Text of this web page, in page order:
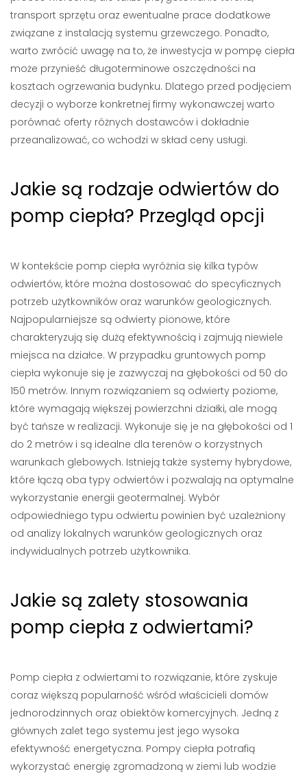
transport sprzętu oraz ewentualne prace dodatkowe
związane z instalacją systemu grzewczego. Ponadto,
warto zwrócić uwagę na to, że inwestycja w pompę ciepła
może przynieść długoterminowe oszczędności na
kosztach ogrzewania budynku. Dlatego przed podjęciem
decyzji o wyborze konkretnej firmy wykonawczej warto
porównać oferty różnych dostawców i dokładnie
przeanalizować, co wchodzi w skład ceny usługi.
Jakie są rodzaje odwiertów do
pomp ciepła? Przegląd opcji
W kontekście pomp ciepła wyróżnia się kilka typów
odwiertów, które można dostosować do specyficznych
potrzeb użytkowników oraz warunków geologicznych.
Najpopularniejsze są odwierty pionowe, które
charakteryzują się dużą efektywnością i zajmują niewiele
miejsca na działce. W przypadku gruntowych pomp
ciepła wykonuje się je zazwyczaj na głębokości od 50 do
150 metrów. Innym rozwiązaniem są odwierty poziome,
które wymagają większej powierzchni działki, ale mogą
być tańsze w realizacji. Wykonuje się je na głębokości od 1
do 2 metrów i są idealne dla terenów o korzystnych
warunkach glebowych. Istnieją także systemy hybrydowe,
które łączą oba typy odwiertów i pozwalają na optymalne
wykorzystanie energii geotermalnej. Wybór
odpowiedniego typu odwiertu powinien być uzależniony
od analizy lokalnych warunków geologicznych oraz
indywidualnych potrzeb użytkownika.
Jakie są zalety stosowania
pomp ciepła z odwiertami?
Pomp ciepła z odwiertami to rozwiązanie, które zyskuje
coraz większą popularność wśród właścicieli domów
jednorodzinnych oraz obiektów komercyjnych. Jedną z
głównych zalet tego systemu jest jego wysoka
efektywność energetyczna. Pompy ciepła potrafią
wykorzystać energię zgromadzoną w ziemi lub wodzie